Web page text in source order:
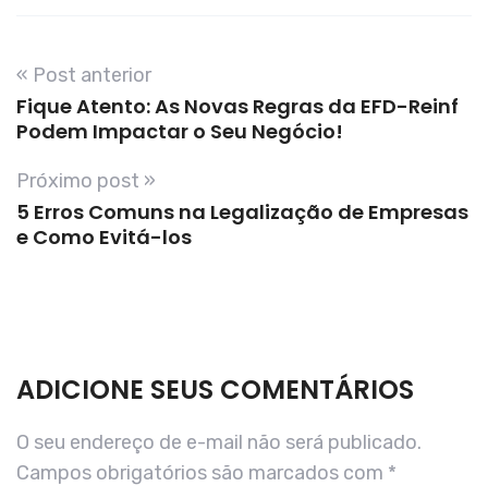
« Post anterior
Fique Atento: As Novas Regras da EFD-Reinf
Podem Impactar o Seu Negócio!
Próximo post »
5 Erros Comuns na Legalização de Empresas
e Como Evitá-los
ADICIONE SEUS COMENTÁRIOS
O seu endereço de e-mail não será publicado.
Campos obrigatórios são marcados com *